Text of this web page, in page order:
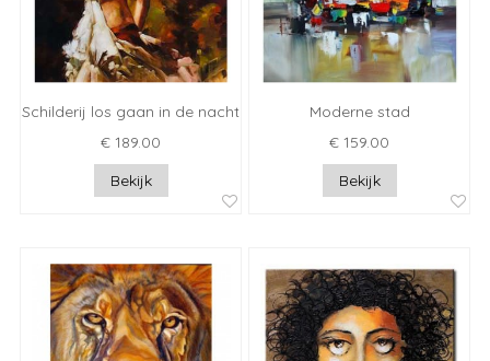
Schilderij los gaan in de nacht
€ 189.00
Bekijk
Moderne stad
€ 159.00
Bekijk